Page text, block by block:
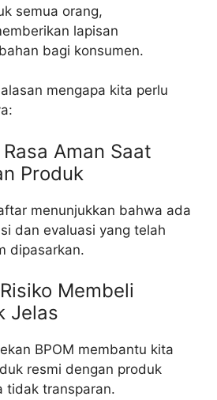
semua orang,
lapisan
bagi konsumen.
mengapa kita perlu
Aman Saat
Produk
menunjukkan bahwa ada
dan evaluasi yang telah
dipasarkan.
Membeli
Jelas
BPOM membantu kita
resmi dengan produk
tidak transparan.